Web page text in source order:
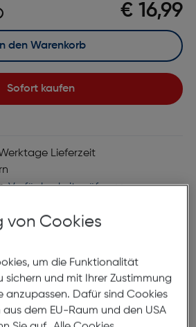
€ 16,99
Sofort kaufen
In den Warenkorb
Lieferzeit
Verfügbarkeit prüfen
10x15 Fun Sand
Einband mit
von Cookies
um die Funktionalität
sichern und mit Ihrer Zustimmung
anzupassen. Dafür sind Cookies
dem EU-Raum und den USA